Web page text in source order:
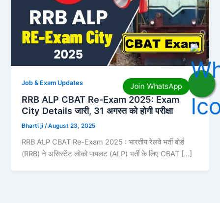
Job & Exam Updates
RRB ALP CBAT Re-Exam 2025: Exam
City Details जारी, 31 अगस्त को होगी परीक्षा
Bharti ji/August 23, 2025
RRB ALP CBAT Re-Exam 2025 : भारतीय रेलवे भर्ती बोर्ड
(RRB) ने असिस्टेंट लोको पायलट (ALP) भर्ती के लिए CBAT […]